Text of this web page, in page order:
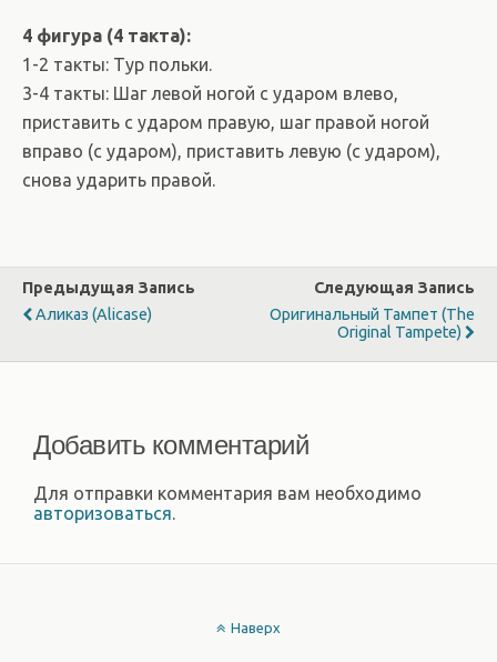
4 фигура (4 такта):
1-2 такты: Тур польки.
3-4 такты: Шаг левой ногой с ударом влево,
приставить с ударом правую, шаг правой ногой
вправо (с ударом), приставить левую (с ударом),
снова ударить правой.
Предыдущая Запись
Аликаз (Alicase)
Следующая Запись
Оригинальный Тампет (The
Original Tampete)
Добавить комментарий
Для отправки комментария вам необходимо
авторизоваться.
Наверх